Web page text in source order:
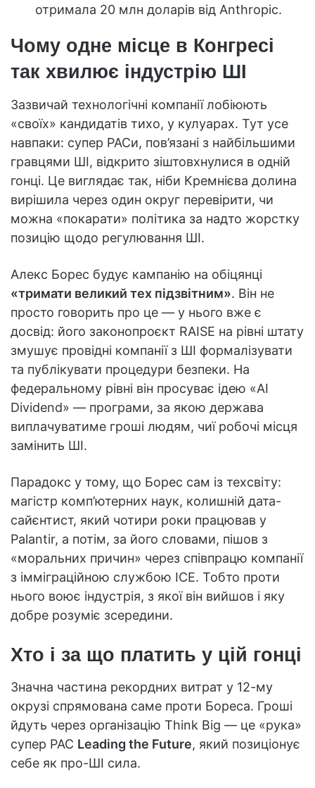
отримала 20 млн доларів від Anthropic.
Чому одне місце в Конгресі
так хвилює індустрію ШІ
Зазвичай технологічні компанії лобіюють
«своїх» кандидатів тихо, у кулуарах. Тут усе
навпаки: супер PACи, пов’язані з найбільшими
гравцями ШІ, відкрито зіштовхнулися в одній
гонці. Це виглядає так, ніби Кремнієва долина
вирішила через один округ перевірити, чи
можна «покарати» політика за надто жорстку
позицію щодо регулювання ШІ.
Алекс Борес будує кампанію на обіцянці
«тримати великий тех підзвітним». Він не
просто говорить про це — у нього вже є
досвід: його законопроєкт RAISE на рівні штату
змушує провідні компанії з ШІ формалізувати
та публікувати процедури безпеки. На
федеральному рівні він просуває ідею «AI
Dividend» — програми, за якою держава
виплачуватиме гроші людям, чиї робочі місця
замінить ШІ.
Парадокс у тому, що Борес сам із техсвіту:
магістр комп’ютерних наук, колишній дата-
сайєнтист, який чотири роки працював у
Palantir, а потім, за його словами, пішов з
«моральних причин» через співпрацю компанії
з імміграційною службою ICE. Тобто проти
нього воює індустрія, з якої він вийшов і яку
добре розуміє зсередини.
Хто і за що платить у цій гонці
Значна частина рекордних витрат у 12-му
окрузі спрямована саме проти Бореса. Гроші
йдуть через організацію Think Big — це «рука»
супер PAC Leading the Future, який позиціонує
себе як про-ШІ сила.